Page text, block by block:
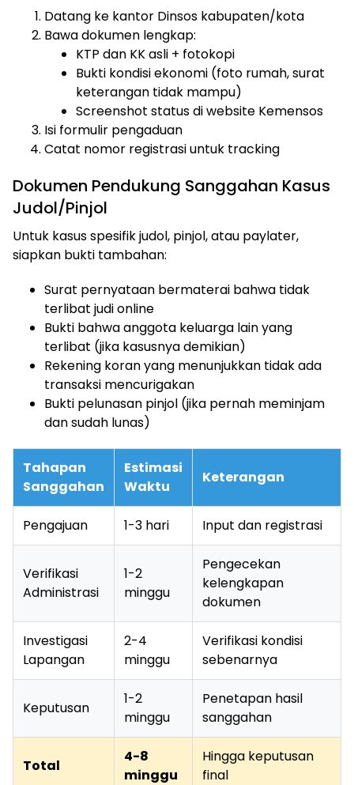
Datang ke kantor Dinsos kabupaten/kota
Bawa dokumen lengkap:
KTP dan KK asli + fotokopi
Bukti kondisi ekonomi (foto rumah, surat
keterangan tidak mampu)
Screenshot status di website Kemensos
Isi formulir pengaduan
Catat nomor registrasi untuk tracking
Dokumen Pendukung Sanggahan Kasus
Judol/Pinjol
Untuk kasus spesifik judol, pinjol, atau paylater,
siapkan bukti tambahan:
Surat pernyataan bermaterai bahwa tidak
terlibat judi online
Bukti bahwa anggota keluarga lain yang
terlibat (jika kasusnya demikian)
Rekening koran yang menunjukkan tidak ada
transaksi mencurigakan
Bukti pelunasan pinjol (jika pernah meminjam
dan sudah lunas)
Tahapan
Sanggahan
Estimasi
Waktu
Keterangan
Pengajuan 1-3 hari Input dan registrasi
Verifikasi
Administrasi
1-2
minggu
Pengecekan
kelengkapan
dokumen
Investigasi
Lapangan
2-4
minggu
Verifikasi kondisi
sebenarnya
Keputusan
1-2
minggu
Penetapan hasil
sanggahan
Total
4-8
minggu
Hingga keputusan
final